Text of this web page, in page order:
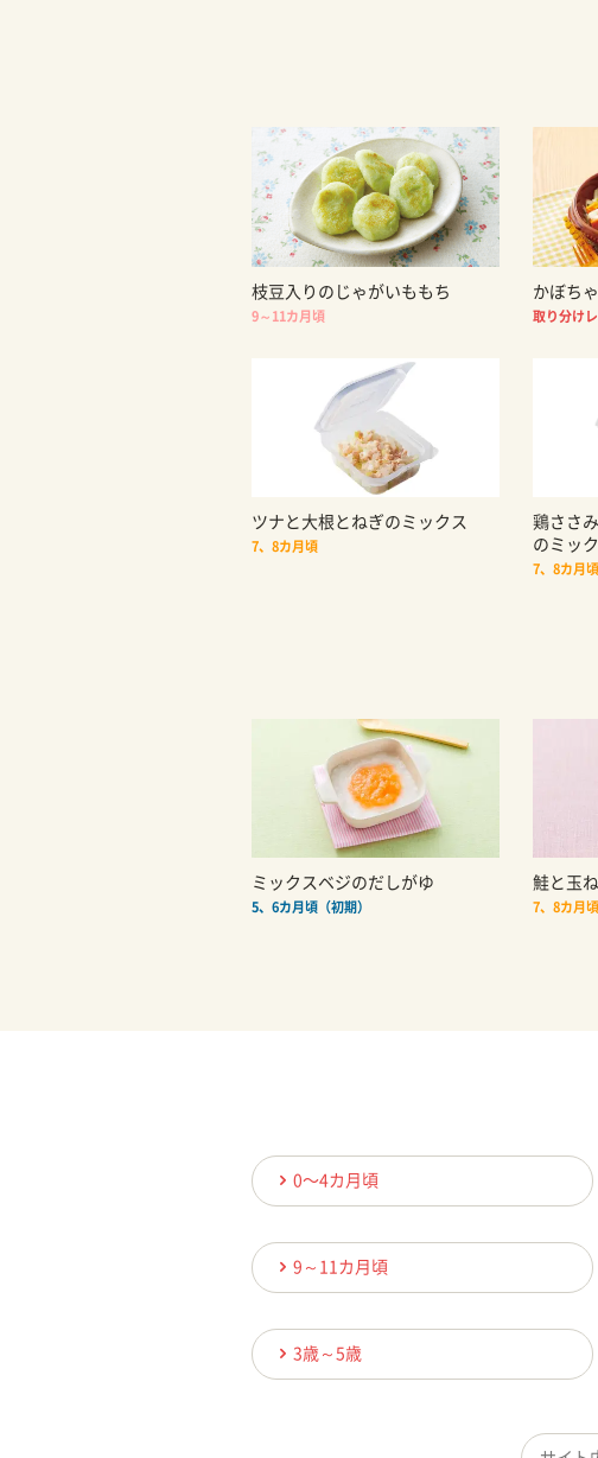
枝豆入りのじゃがいももち
9～11カ月頃
かぼち
取り分け
ツナと大根とねぎのミックス
7、8カ月頃
鶏ささ
のミッ
7、8カ月頃
ミックスベジのだしがゆ
5、6カ月頃（初期）
鮭と玉
7、8カ月
0〜4カ月頃
9～11カ月頃
3歳～5歳